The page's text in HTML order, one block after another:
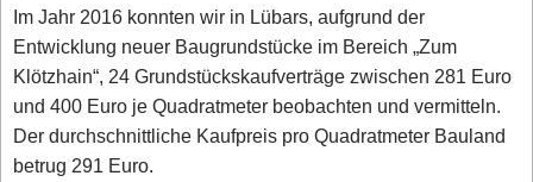
Im Jahr 2016 konnten wir in Lübars, aufgrund der
Entwicklung neuer Baugrundstücke im Bereich „Zum
Klötzhain“, 24 Grundstückskaufverträge zwischen 281 Euro
und 400 Euro je Quadratmeter beobachten und vermitteln.
Der durchschnittliche Kaufpreis pro Quadratmeter Bauland
betrug 291 Euro.